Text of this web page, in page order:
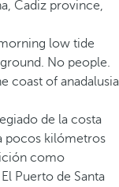
de la costa
pocos kilómetros
como
Puerto de Santa